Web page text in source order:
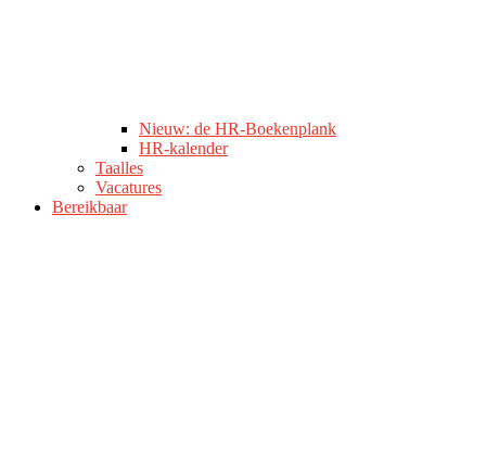
Nieuw: de HR-Boekenplank
HR-kalender
Taalles
Vacatures
Bereikbaar